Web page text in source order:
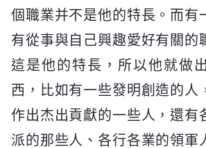
個職業并不是他的特長。而有
有從事與自己興趣愛好有關的
這是他的特長，所以他就做
西，比如有一些發明創造的人
作出杰出貢獻的一些人，還有
派的那些人、各行各業的領軍